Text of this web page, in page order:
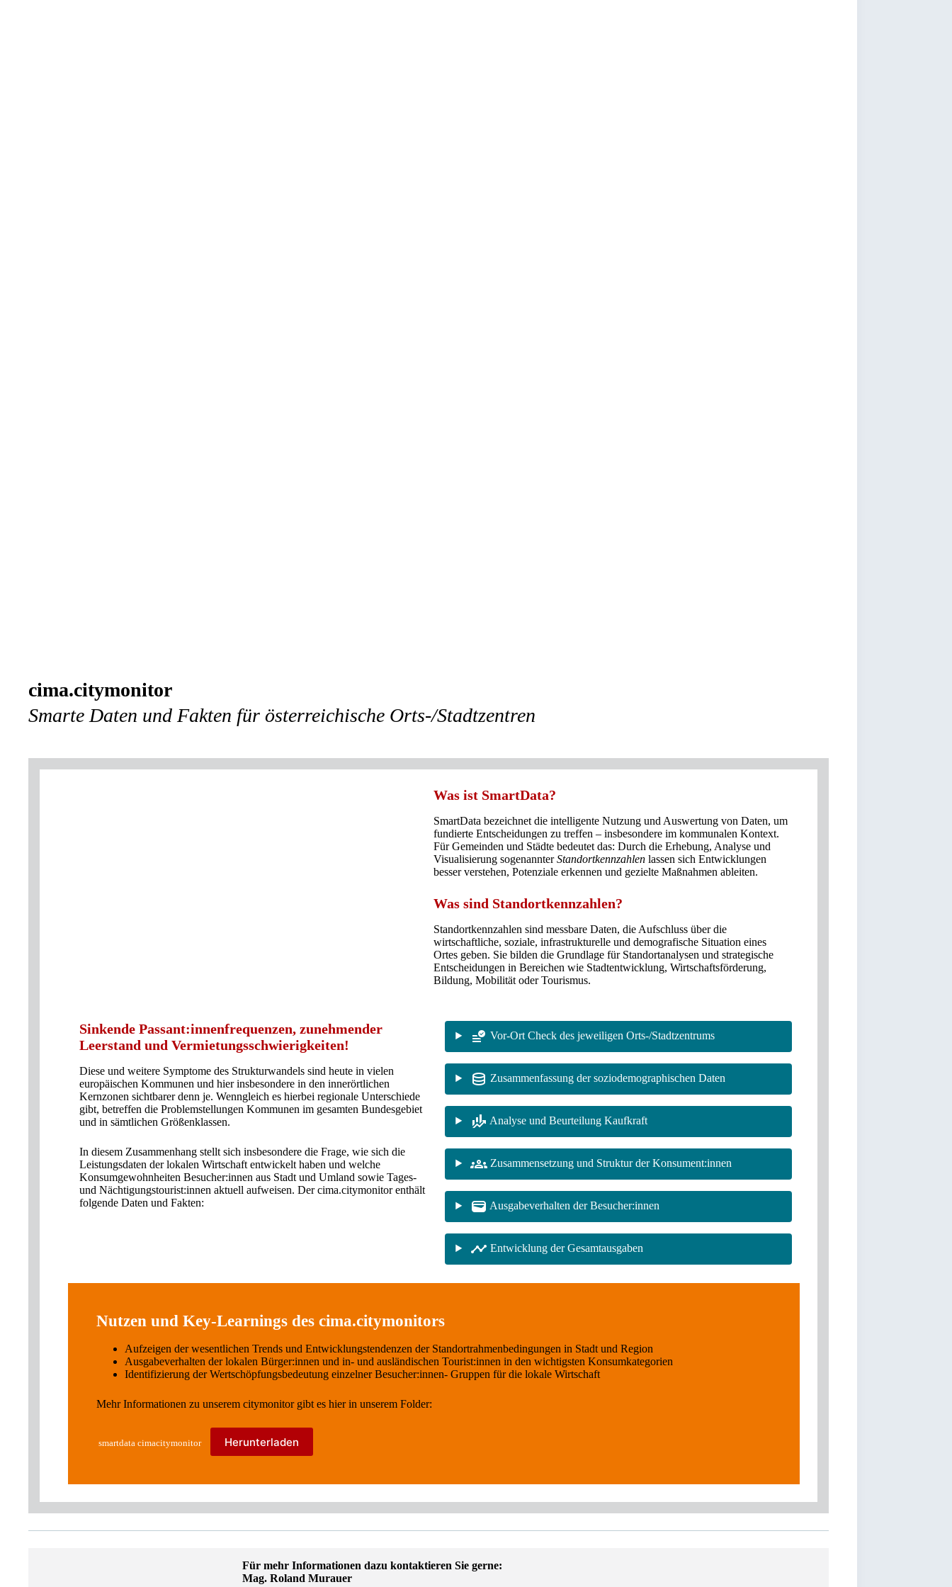
cima.citymonitor
Smarte Daten und Fakten für österreichische Orts-/Stadtzentren
Was ist SmartData?
SmartData bezeichnet die intelligente Nutzung und Auswertung von Daten, um
fundierte Entscheidungen zu treffen – insbesondere im kommunalen Kontext.
Für Gemeinden und Städte bedeutet das: Durch die Erhebung, Analyse und
Visualisierung sogenannterStandortkennzahlen lassen sich Entwicklungen
besser verstehen, Potenziale erkennen und gezielte Maßnahmen ableiten.
Was sind Standortkennzahlen?
Standortkennzahlen sind messbare Daten, die Aufschluss über die
wirtschaftliche, soziale, infrastrukturelle und demografische Situation eines
Ortes geben. Sie bilden die Grundlage für Standortanalysen und strategische
Entscheidungen in Bereichen wie Stadtentwicklung, Wirtschaftsförderung,
Bildung, Mobilität oder Tourismus.
Sinkende Passant:innenfrequenzen, zunehmender
Leerstand und Vermietungsschwierigkeiten!
Diese und weitere Symptome des Strukturwandels sind heute in vielen
europäischen Kommunen und hier insbesondere in den innerörtlichen
Kernzonen sichtbarer denn je. Wenngleich es hierbei regionale Unterschiede
gibt, betreffen die Problemstellungen Kommunen im gesamten Bundesgebiet
und in sämtlichen Größenklassen.
In diesem Zusammenhang stellt sich insbesondere die Frage, wie sich die
Leistungsdaten der lokalen Wirtschaft entwickelt haben und welche
Konsumgewohnheiten Besucher:innen aus Stadt und Umland sowie Tages-
und Nächtigungstourist:innen aktuell aufweisen. Der cima.citymonitor enthält
folgende Daten und Fakten:
Vor-Ort Check des jeweiligen Orts-/Stadtzentrums
Zusammenfassung der soziodemographischen Daten
Analyse und Beurteilung Kaufkraft
Zusammensetzung und Struktur der Konsument:innen
Ausgabeverhalten der Besucher:innen
Entwicklung der Gesamtausgaben
Nutzen und Key-Learnings des cima.citymonitors
Aufzeigen der wesentlichen Trends und Entwicklungstendenzen der Standortrahmenbedingungen in Stadt und Region
Ausgabeverhalten der lokalen Bürger:innen und in- und ausländischen Tourist:innen in den wichtigsten Konsumkategorien
Identifizierung der Wertschöpfungsbedeutung einzelner Besucher:innen- Gruppen für die lokale Wirtschaft
Mehr Informationen zu unserem citymonitor gibt es hier in unserem Folder:
smartdata cimacitymonitor Herunterladen
Für mehr Informationen dazu kontaktieren Sie gerne:
Mag. Roland Murauer